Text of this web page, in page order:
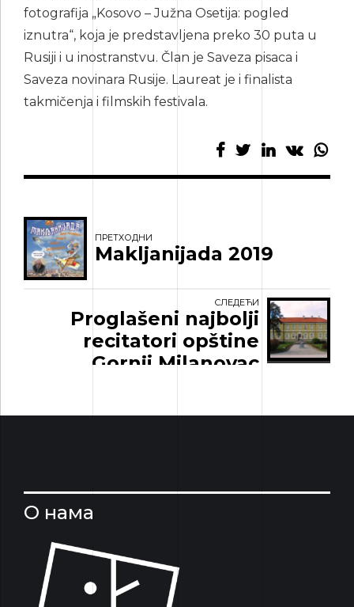
fotografija „Kosovo – Južna Osetija: pogled
iznutra“, koja je predstavljena preko 30 puta u
Rusiji i u inostranstvu. Član je Saveza pisaca i
Saveza novinara Rusije. Laureat je i finalista
takmičenja i filmskih festivala.
ПРЕТХОДНИ
Makljanijada 2019
СЛЕДЕЋИ
Proglašeni najbolji
recitatori opštine
Gornji Milanovac
О нама